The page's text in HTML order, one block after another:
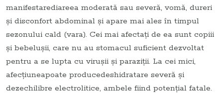
manifestarediareea moderată sau severă, vomă, dureri
şi disconfort abdominal şi apare mai ales în timpul
sezonului cald (vara). Cei mai afectaţi de ea sunt copiii
şi bebeluşii, care nu au stomacul suficient dezvoltat
pentru a se lupta cu viruşii şi paraziţii. La cei mici,
afecţiuneapoate producedeshidratare severă şi
dezechilibre electrolitice, ambele fiind potenţial fatale.